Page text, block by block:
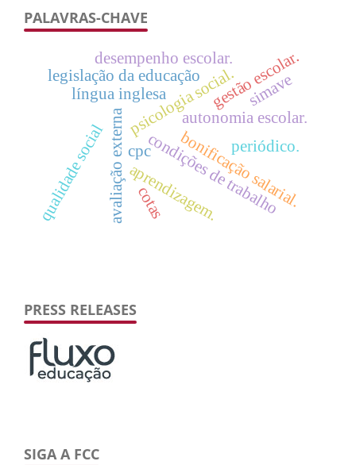
PALAVRAS-CHAVE
avaliação externa
psicologia social.autonomia escolar.
condições de trabalho
bonificação salarial.
legislação da educação
qualidade social
gestão escolar.
cpc
aprendizagem.
língua inglesa
desempenho escolar.
cotas
periódico.
simave
PRESS RELEASES
SIGA A FCC